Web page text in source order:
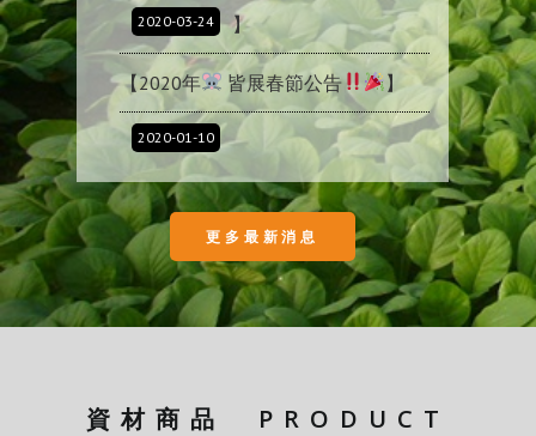
】
2020-03-24
【2020年 皆展春節公告 】
2020-01-10
更多最新消息
資材商品 PRODUCT